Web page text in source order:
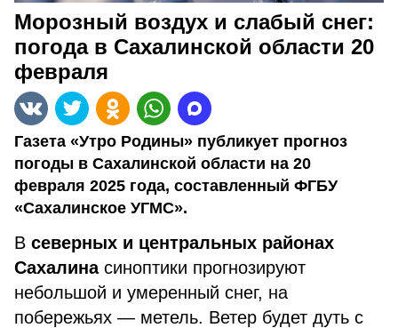
Морозный воздух и слабый снег:
погода в Сахалинской области 20
февраля
Газета «Утро Родины» публикует прогноз
погоды в Сахалинской области на 20
февраля 2025 года, составленный ФГБУ
«Сахалинское УГМС».
В северных и центральных районах
Сахалинасиноптики прогнозируют
небольшой и умеренный снег, на
побережьях — метель. Ветер будет дуть с